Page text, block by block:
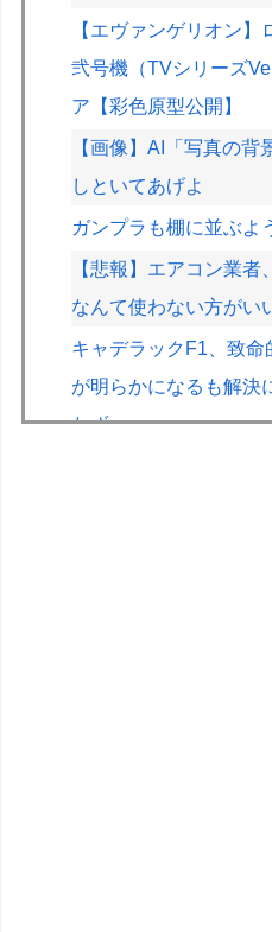
【エヴァンゲリオン
弐号機（TVシリーズ
ア【彩色原型公開】
【画像】AI「写真の
しといてあげよ
ガンプラも棚に並ぶよ
【悲報】エアコン業
なんて使わない方がい
キャデラックF1、致命
が明らかになるも解決
たず